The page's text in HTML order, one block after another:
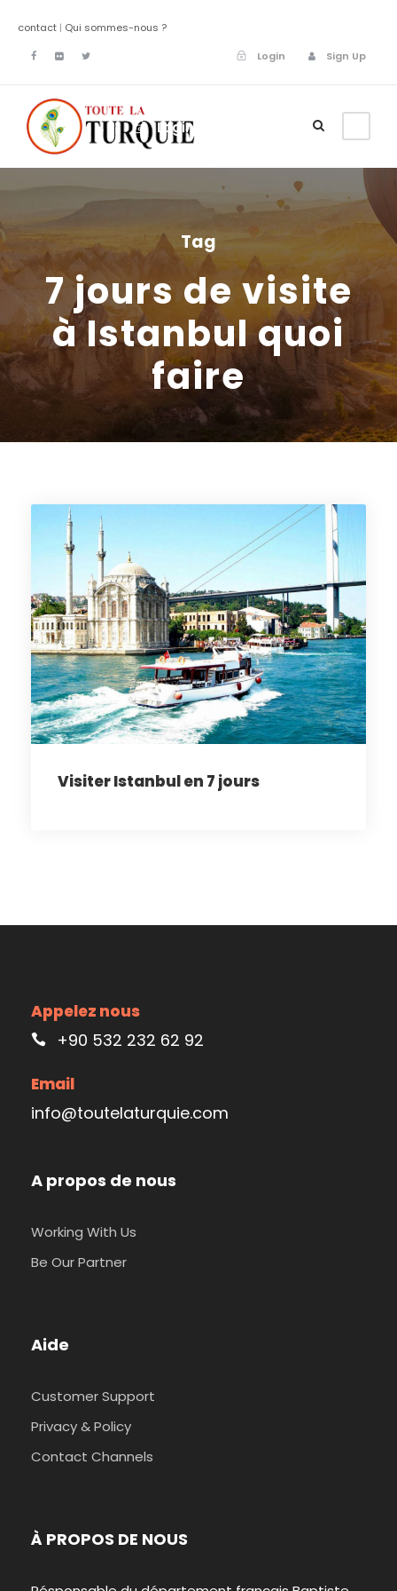
contact | Qui sommes-nous ?
Login
Sign Up
Login
Tag
7 jours de visite
à Istanbul quoi
faire
Visiter Istanbul en 7 jours
Appelez nous
+90 532 232 62 92
Email
info@toutelaturquie.com
A propos de nous
Working With Us
Be Our Partner
Aide
Customer Support
Privacy & Policy
Contact Channels
À PROPOS DE NOUS